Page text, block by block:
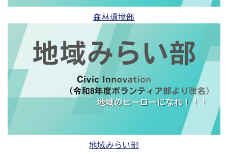
森林環境部
地域みらい部